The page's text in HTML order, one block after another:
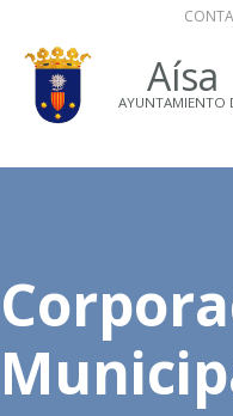
Aísa
AYUNTAMIENTO